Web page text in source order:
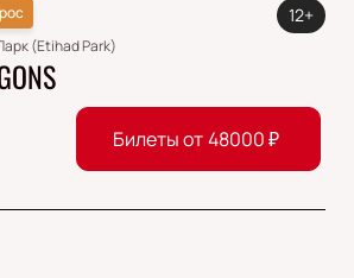
(Etihad Park)
12+
Билеты от48000₽